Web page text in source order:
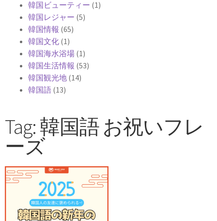
韓国ビューティー (1)
韓国レジャー (5)
韓国情報 (65)
韓国文化 (1)
韓国海水浴場 (1)
韓国生活情報 (53)
韓国観光地 (14)
韓国語 (13)
Tag: 韓国語 お祝いフレ
ーズ